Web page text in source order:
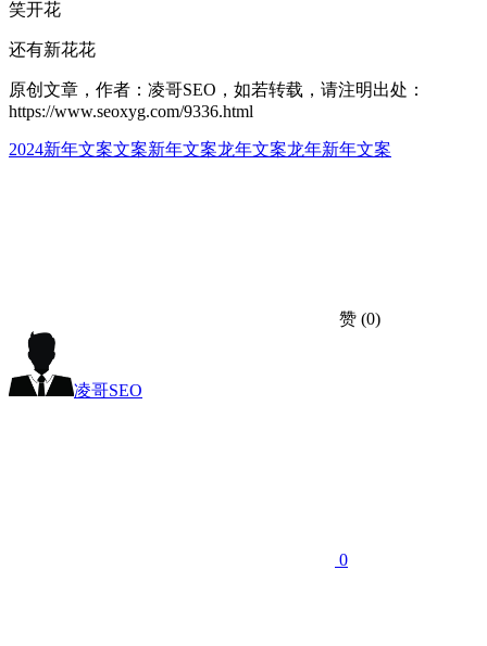
笑开花
还有新花花
原创文章，作者：凌哥SEO，如若转载，请注明出处：
https://www.seoxyg.com/9336.html
2024新年文案文案新年文案龙年文案龙年新年文案
赞 (0)
凌哥SEO
0